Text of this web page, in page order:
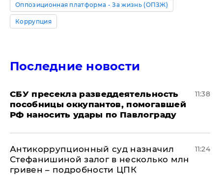
Оппозиционная платформа - За жизнь (ОПЗЖ)
Коррупция
Последние новости
СБУ пресекла разведдеятельность
пособницы оккупантов, помогавшей
РФ наносить удары по Павлограду
11:38
Антикоррупционный суд назначил
Стефанишиной залог в несколько млн
гривен – подробности ЦПК
11:24